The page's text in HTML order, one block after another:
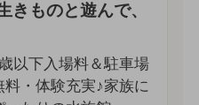
きものと遊んで、
以下入場料＆駐車場
料・体験充実♪家族に